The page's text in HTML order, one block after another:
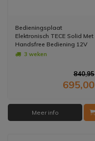
Bedieningsplaat
Elektronisch TECE Solid Met
Handsfree Bediening 12V
Net - Mat Wit
3 weken
840,95
695,00
Meer info